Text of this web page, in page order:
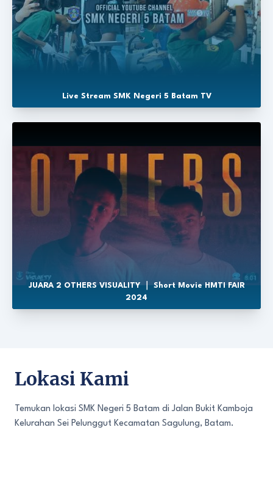
Live Stream SMK Negeri 5 Batam TV
JUARA 2 OTHERS VISUALITY ｜ Short Movie HMTI FAIR
2024
Lokasi Kami
Temukan lokasi SMK Negeri 5 Batam di Jalan Bukit Kamboja
Kelurahan Sei Pelunggut Kecamatan Sagulung, Batam.